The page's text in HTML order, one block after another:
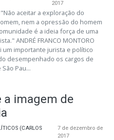
2017
"Não aceitar a exploração do
nem a opressão do homem
é a ideia força de uma
ANDRÉ FRANCO MONTORO
um importante jurista e político
desempenhado os cargos de
Pau...
a imagem de
(CARLOS
7 de dezembro de
2017